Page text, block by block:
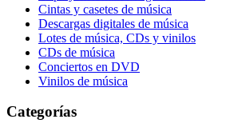
Cintas y casetes de música
Descargas digitales de música
Lotes de música, CDs y vinilos
CDs de música
Conciertos en DVD
Vinilos de música
Categorías